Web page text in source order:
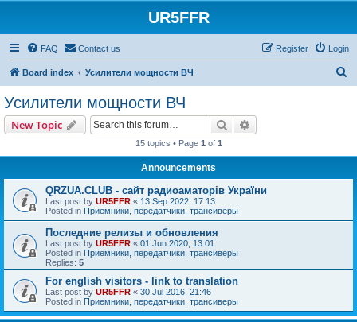
UR5FFR
FAQ Contact us Login
Register
Board index Усилители мощности ВЧ
Усилители мощности ВЧ
New Topic Search
15 topics • Page 1 of 1
Announcements
QRZUA.CLUB - сайт радиоаматорів України
Last post by UR5FFR « 13 Sep 2022, 17:13
Posted in Приемники, передатчики, трансиверы
Последние релизы и обновления
Last post by UR5FFR « 01 Jun 2020, 13:01
Posted in Приемники, передатчики, трансиверы
Replies: 5
For english visitors - link to translation
Last post by UR5FFR « 30 Jul 2016, 21:46
Posted in Приемники, передатчики, трансиверы